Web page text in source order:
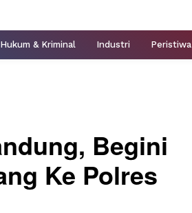
Hukum & Kriminal Industri Peristiwa
Begini
Ke Polres